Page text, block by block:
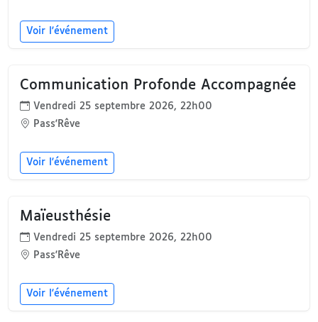
Voir l'événement
Communication Profonde Accompagnée
Vendredi 25 septembre 2026, 22h00
Pass'Rêve
Voir l'événement
Maïeusthésie
Vendredi 25 septembre 2026, 22h00
Pass'Rêve
Voir l'événement